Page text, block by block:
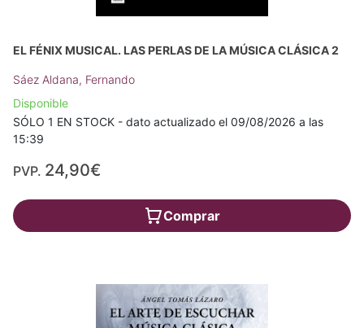
EL FÉNIX MUSICAL. LAS PERLAS DE LA MÚSICA CLÁSICA 2
Sáez Aldana, Fernando
Disponible
SÓLO 1 EN STOCK - dato actualizado el 09/08/2026 a las
15:39
PVP. 24,90€
Comprar